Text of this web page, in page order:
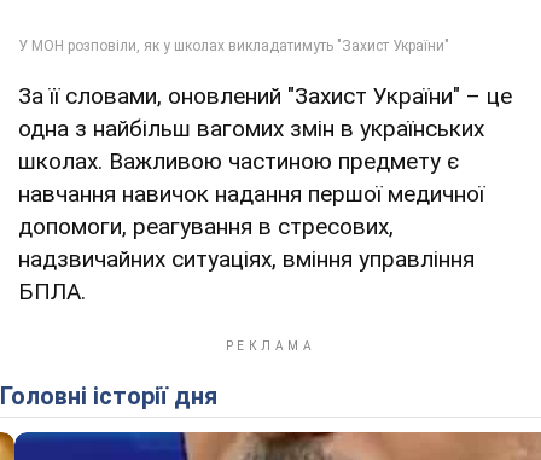
За її словами, оновлений "Захист України" – це
одна з найбільш вагомих змін в українських
школах. Важливою частиною предмету є
навчання навичок надання першої медичної
допомоги, реагування в стресових,
надзвичайних ситуаціях, вміння управління
БПЛА.
Головні історії дня